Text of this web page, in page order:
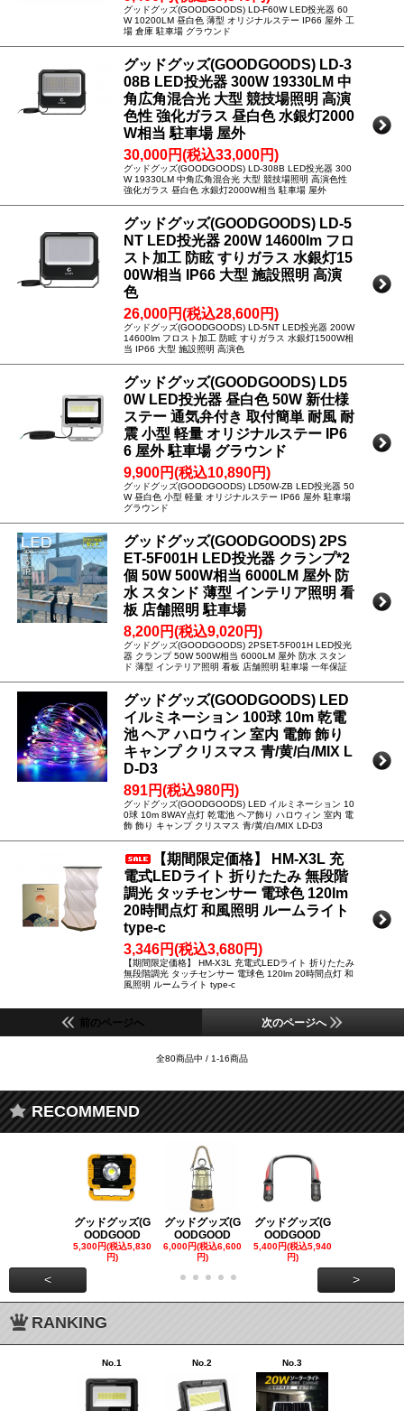
グッドグッズ(GOODGOODS) LD-F60W LED投光器 60
W 10200LM 昼白色 薄型 オリジナルステー IP66 屋外 工
場 倉庫 駐車場 グラウンド
グッドグッズ(GOODGOODS) LD-3
08B LED投光器 300W 19330LM 中
角広角混合光 大型 競技場照明 高演
色性 強化ガラス 昼白色 水銀灯2000
W相当 駐車場 屋外
30,000円(税込33,000円)
グッドグッズ(GOODGOODS) LD-308B LED投光器 300
W 19330LM 中角広角混合光 大型 競技場照明 高演色性
強化ガラス 昼白色 水銀灯2000W相当 駐車場 屋外
グッドグッズ(GOODGOODS) LD-5
NT LED投光器 200W 14600lm フロ
スト加工 防眩 すりガラス 水銀灯15
00W相当 IP66 大型 施設照明 高演
色
26,000円(税込28,600円)
グッドグッズ(GOODGOODS) LD-5NT LED投光器 200W
14600lm フロスト加工 防眩 すりガラス 水銀灯1500W相
当 IP66 大型 施設照明 高演色
グッドグッズ(GOODGOODS) LD5
0W LED投光器 昼白色 50W 新仕様
ステー 通気弁付き 取付簡単 耐風 耐
震 小型 軽量 オリジナルステー IP6
6 屋外 駐車場 グラウンド
9,900円(税込10,890円)
グッドグッズ(GOODGOODS) LD50W-ZB LED投光器 50
W 昼白色 小型 軽量 オリジナルステー IP66 屋外 駐車場
グラウンド
グッドグッズ(GOODGOODS) 2PS
ET-5F001H LED投光器 クランプ*2
個 50W 500W相当 6000LM 屋外 防
水 スタンド 薄型 インテリア照明 看
板 店舗照明 駐車場
8,200円(税込9,020円)
グッドグッズ(GOODGOODS) 2PSET-5F001H LED投光
器 クランプ 50W 500W相当 6000LM 屋外 防水 スタン
ド 薄型 インテリア照明 看板 店舗照明 駐車場 一年保証
グッドグッズ(GOODGOODS) LED
イルミネーション 100球 10m 乾電
池 ヘア ハロウィン 室内 電飾 飾り
キャンプ クリスマス 青/黄/白/MIX L
D-D3
891円(税込980円)
グッドグッズ(GOODGOODS) LED イルミネーション 10
0球 10m 8WAY点灯 乾電池 ヘア飾り ハロウィン 室内 電
飾 飾り キャンプ クリスマス 青/黄/白/MIX LD-D3
【期間限定価格】 HM-X3L 充
電式LEDライト 折りたたみ 無段階
調光 タッチセンサー 電球色 120lm
20時間点灯 和風照明 ルームライト
type-c
3,346円(税込3,680円)
【期間限定価格】 HM-X3L 充電式LEDライト 折りたたみ
無段階調光 タッチセンサー 電球色 120lm 20時間点灯 和
風照明 ルームライト type-c
前のページへ 次のページへ
全80商品中 / 1-16商品
RECOMMEND
グッドグッズ(G
OODGOOD
5,300円(税込5,830
円)
グッドグッズ(G
OODGOOD
6,000円(税込6,600
円)
グッドグッズ(G
OODGOOD
5,400円(税込5,940
円)
< >
RANKING
No.1 No.2 No.3